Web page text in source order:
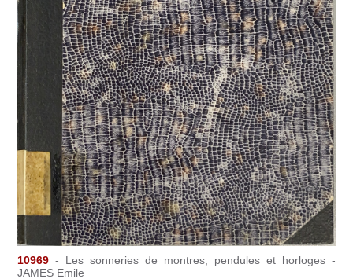
10969 - Les sonneries de montres, pendules et horloges -
JAMES Emile